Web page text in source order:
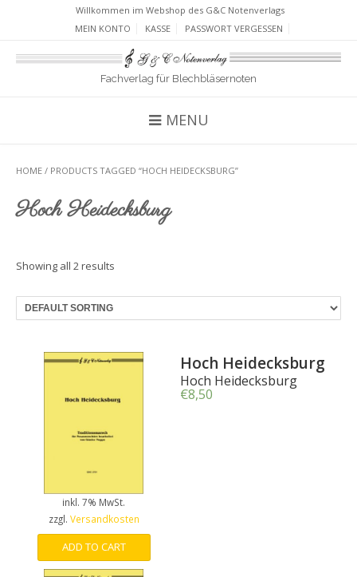
Willkommen im Webshop des G&C Notenverlags
MEIN KONTO
KASSE PASSWORT VERGESSEN
Fachverlag für Blechbläsernoten
MENU
HOME / PRODUCTS TAGGED “HOCH HEIDECKSBURG”
Hoch Heidecksburg
Showing all 2 results
inkl. 7% MwSt.
zzgl. Versandkosten
ADD TO CART
Hoch Heidecksburg
Hoch Heidecksburg
€8,50